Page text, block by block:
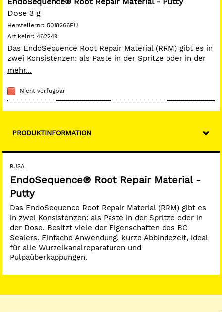
Dose 3 g
Herstellernr: 5018266EU
Artikelnr: 462249
Das EndoSequence Root Repair Material (RRM) gibt es in
zwei Konsistenzen: als Paste in der Spritze oder in der
Dose. Besitzt viele der Eigenschaften des BC Sealers.
Wurzelkanalreparaturen und Pulpaüberkappungen.
mehr...
Nicht verfügbar
PRODUKTINFORMATION
BUSA
EndoSequence® Root Repair Material -
Putty
Das EndoSequence Root Repair Material (RRM) gibt es
in zwei Konsistenzen: als Paste in der Spritze oder in
der Dose. Besitzt viele der Eigenschaften des BC
Sealers. Einfache Anwendung, kurze Abbindezeit, ideal
für alle Wurzelkanalreparaturen und
Pulpaüberkappungen.